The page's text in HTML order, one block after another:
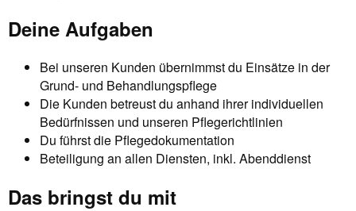
Deine Aufgaben
Bei unseren Kunden übernimmst du Einsätze in der
Grund- und Behandlungspflege
Die Kunden betreust du anhand ihrer individuellen
Bedürfnissen und unseren Pflegerichtlinien
Du führst die Pflegedokumentation
Beteiligung an allen Diensten, inkl. Abenddienst
Das bringst du mit